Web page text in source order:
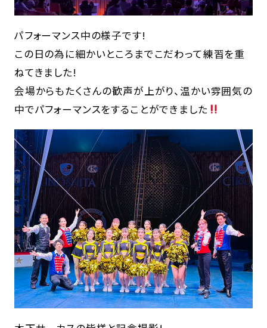
パフォーマンス中の様子です!
この日の為に細かいところまでこだわって練習を重
ねてきました!
会場からもたくさんの歓声が上がり、温かい雰囲気の
中でパフォーマンスをすることができました